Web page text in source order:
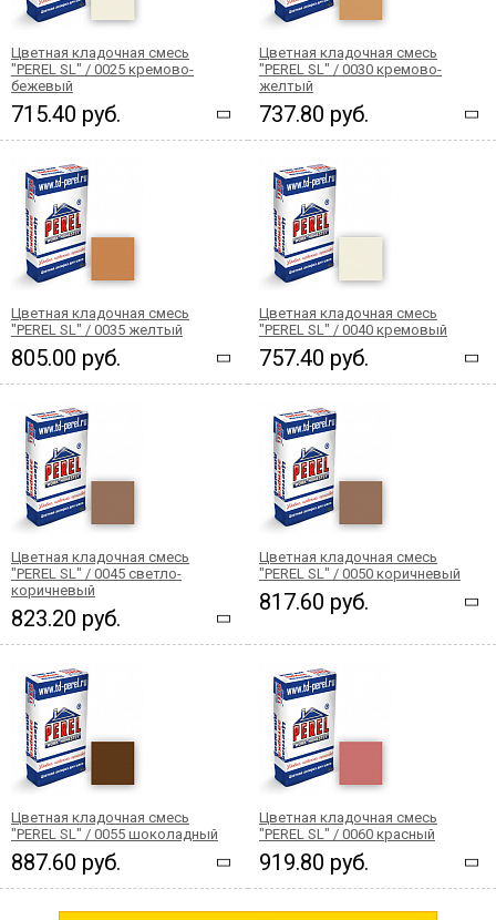
Цветная кладочная смесь
"PEREL SL" / 0025 кремово-
бежевый
715.40 руб.
Цветная кладочная смесь
"PEREL SL" / 0030 кремово-
желтый
737.80 руб.
Цветная кладочная смесь
"PEREL SL" / 0035 желтый
805.00 руб.
Цветная кладочная смесь
"PEREL SL" / 0040 кремовый
757.40 руб.
Цветная кладочная смесь
"PEREL SL" / 0045 светло-
коричневый
823.20 руб.
Цветная кладочная смесь
"PEREL SL" / 0050 коричневый
817.60 руб.
Цветная кладочная смесь
"PEREL SL" / 0055 шоколадный
887.60 руб.
Цветная кладочная смесь
"PEREL SL" / 0060 красный
919.80 руб.